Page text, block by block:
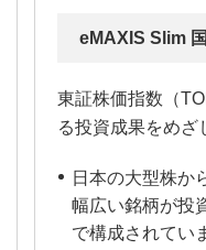
eMAXIS Slim
東証株価指数（
る投資成果をめざ
日本の大型株か
幅広い銘柄が投
で構成されてい